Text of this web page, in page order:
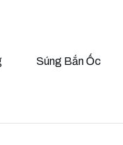
Súng Bắn Ốc